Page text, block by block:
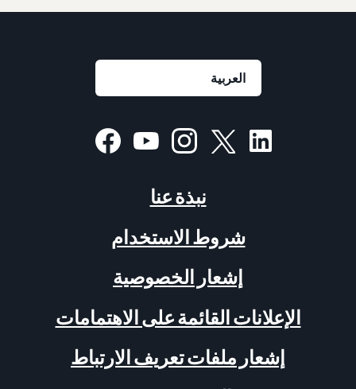
نبذة عنا
شروط الاستخدام
إشعار الخصوصية
الإعلانات القائمة على الاهتمامات
إشعار ملفات تعريف الارتباط